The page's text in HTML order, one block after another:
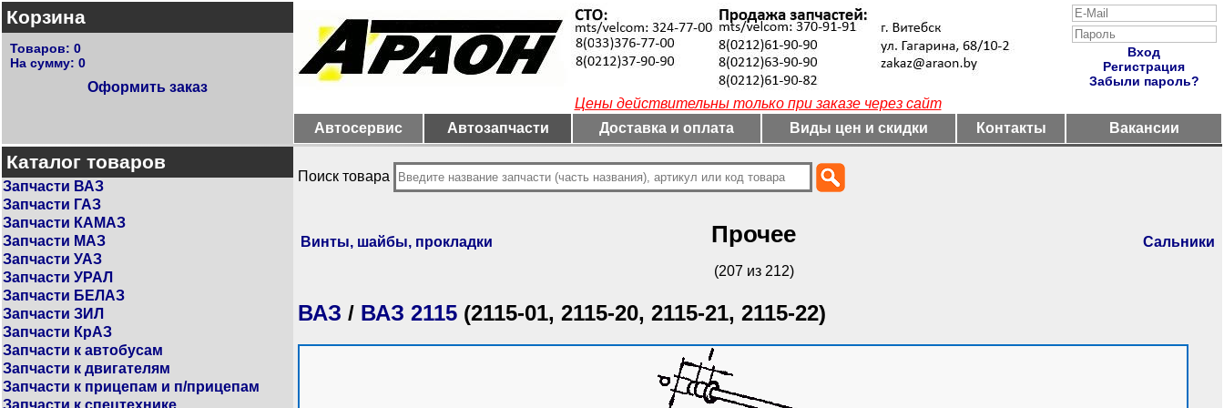
Корзина
Товаров: 0
На сумму: 0
Оформить заказ
Вход
Регистрация
Забыли пароль?
Цены действительны только при заказе через сайт
Автосервис
Автозапчасти Доставка и оплата Виды цен и скидки Контакты Вакансии
Каталог товаров
Запчасти ВАЗ
Запчасти ГАЗ
Запчасти КАМАЗ
Запчасти МАЗ
Запчасти УАЗ
Запчасти УРАЛ
Запчасти БЕЛАЗ
Запчасти ЗИЛ
Запчасти КрАЗ
Запчасти к автобусам
Запчасти к двигателям
Запчасти к прицепам и п/прицепам
Запчасти к спецтехнике
Поиск товара
Винты, шайбы, прокладки Прочее
(207 из 212)
Сальники
ВАЗ / ВАЗ 2115 (2115-01, 2115-20, 2115-21, 2115-22)